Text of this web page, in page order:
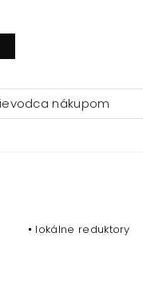
nákupom
lokálne reduktory